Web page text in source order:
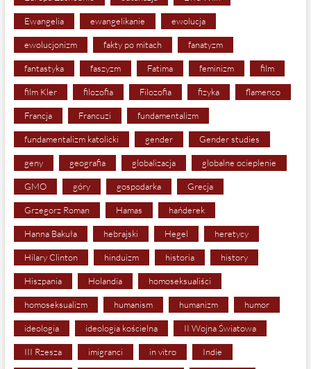
Ewangelia ewangelikanie ewolucja
ewolucjonizm fakty po mitach fanatyzm
fantastyka faszyzm Fatima feminizm film
film Kler filozofia Filozofia fizyka flamenco
Francja Francuzi fundamentalizm
fundamentalizm katolicki gender Gender studies
geny geografia globalizacja globalne ocieplenie
GMO góry gospodarka Grecja
Grzegorz Roman Hamas hańderek
Hanna Bakuła hebrajski Hegel heretycy
Hilary Clinton hinduizm historia history
Hiszpania Holandia homoseksualiści
homoseksualizm humanism humanizm humor
ideologia ideologia kościelna II Wojna Światowa
III Rzesza imigranci in vitro Indie